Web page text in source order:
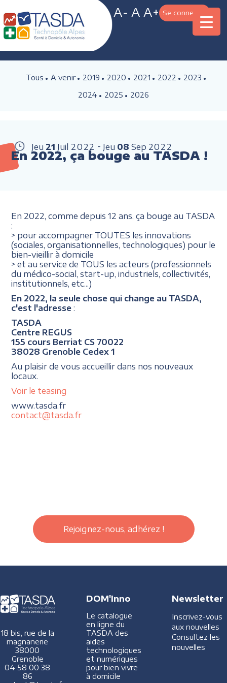
A- A A+ Se connecter
Tous A venir 2019 2020 2021 2022
2023
2024
2025 2026
Jeu 21 Juil 2022 Jeu 08 Sep 2022
En 2022, ça bouge au TASDA !
En 2022, comme depuis 12 ans, ça bouge au TASDA
:
> pour accompagner TOUTES les innovations
(sociales, organisationnelles, technologiques) pour le
bien-vieillir à domicile
> et au service de TOUS les acteurs (professionnels
du médico-social, start-up, industriels, collectivités,
institutionnels, etc...)
En 2022, la seule chose qui change au TASDA,
c'est l'adresse:
TASDA
Centre REGUS
155 cours Berriat CS 70022
38028 Grenoble Cedex 1
Au plaisir de vous accueillir dans nos nouveaux
locaux.
Voir le teasing
www.tasda.fr
contact@tasda.fr
Rejoignez-nous, adhérez !
18 bis, rue de la
magnanerie
38000
Grenoble
04 58 00 38
86
DOM'Inno
Le catalogue
en ligne du
TASDA des
aides
technologiques
et numériques
pour bien vivre
à domicile
Newsletter
Inscrivez-vous
aux nouvelles
Consultez les
nouvelles